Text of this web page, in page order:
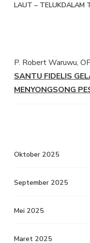
LAUT – TELUKDALAM
P. Robert Waruwu,
SANTU FIDELIS
MENYONGSONG
Oktober 2025
September 2025
Mei 2025
Maret 2025